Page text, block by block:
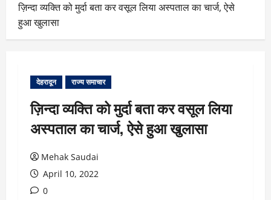
ज़िन्दा व्यक्ति को मुर्दा बता कर वसूल लिया अस्पताल का चार्ज, ऐसे
हुआ खुलासा
देहरादून राज्य समाचार
ज़िन्दा व्यक्ति को मुर्दा बता कर वसूल लिया
अस्पताल का चार्ज, ऐसे हुआ खुलासा
Mehak Saudai
April 10, 2022
0